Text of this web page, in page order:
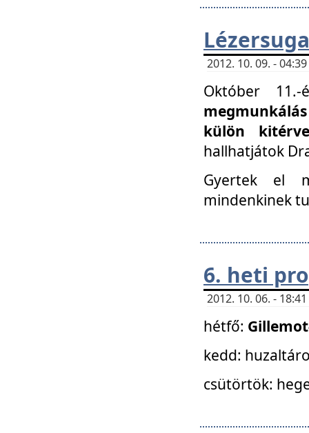
2012. 10. 09. -
Október
külön
hallhatjátok
Gyertek el
mindenkinek
6. heti
2012. 10. 06. -
hétfő:
kedd:
csütörtök: